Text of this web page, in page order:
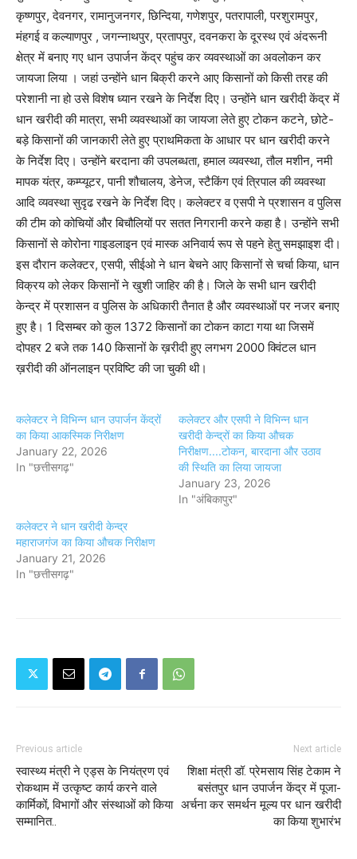
कृष्णपुर, देवनगर, रामानुजनगर, छिन्दिया, गणेशपुर, पतरापाली, परशुरामपुर,
मंहगई व कल्याणपुर , जगन्नाथपुर, प्रतापपुर, दवनकरा के दूरस्थ एवं अंदरूनी
क्षेत्र में बनाए गए धान उपार्जन केंद्र पहुंच कर व्यवस्थाओं का अवलोकन कर
जायजा लिया । जहां उन्होंने धान बिक्री करने आए किसानों को किसी तरह की
परेशानी ना हो उसे विशेष ध्यान रखने के निर्देश दिए। उन्होंने धान खरीदी केंद्र में
धान खरीदी की मात्रा, सभी व्यवस्थाओं का जायजा लेते हुए टोकन कटने, छोटे-
बड़े किसानों की जानकारी लेते हुए प्राथमिकता के आधार पर धान खरीदी करने
के निर्देश दिए। उन्होंने बरदाना की उपलब्धता, हमाल व्यवस्था, तौल मशीन, नमी
मापक यंत्र, कम्प्यूटर, पानी शौचालय, डेनेज, स्टैकिंग एवं त्रिपाल की व्यवस्था
आदि व्यवस्था सुदृढ रखने के निर्देश दिए। कलेक्टर व एसपी ने प्रशासन व पुलिस
की टीम को कोचियों और बिचौलियों पर सतत निगरानी करने कहा है। उन्होंने सभी
किसानों से कोरोना गाइडलाइन एवं मास्क अनिवार्य रूप से पहने हेतु समझाइश दी।
इस दौरान कलेक्टर, एसपी, सीईओ ने धान बेचने आए किसानों से चर्चा किया, धान
विक्रय को लेकर किसानों ने खुशी जाहिर की है। जिले के सभी धान खरीदी
केन्द्र में प्रशासन व पुलिस के अधिकारी तैनात है और व्यवस्थाओं पर नजर बनाए
हुए है। 1 दिसम्बर को कुल 1372 किसानों का टोकन काटा गया था जिसमें
दोपहर 2 बजे तक 140 किसानों के ख़रीदी हुए लगभग 2000 क्विंटल धान
ख़रीदी की ऑनलाइन प्रविष्टि की जा चुकी थी।
कलेक्टर ने विभिन्न धान उपार्जन केंद्रों
का किया आकस्मिक निरीक्षण
January 22, 2026
In "छत्तीसगढ़"
कलेक्टर और एसपी ने विभिन्न धान
खरीदी केन्द्रों का किया औचक
निरीक्षण....टोकन, बारदाना और उठाव
की स्थिति का लिया जायजा
January 23, 2026
In "अंबिकापुर"
कलेक्टर ने धान खरीदी केन्द्र
महाराजगंज का किया औचक निरीक्षण
January 21, 2026
In "छत्तीसगढ़"
Previous article
स्वास्थ्य मंत्री ने एड्स के नियंत्रण एवं
रोकथाम में उत्कृष्ट कार्य करने वाले
कार्मिकों, विभागों और संस्थाओं को किया
सम्मानित..
Next article
शिक्षा मंत्री डॉ. प्रेमसाय सिंह टेकाम ने
बसंतपुर धान उपार्जन केंद्र में पूजा-
अर्चना कर समर्थन मूल्य पर धान खरीदी
का किया शुभारंभ